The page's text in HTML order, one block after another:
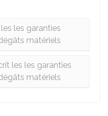
les garanties
matériels
les les garanties
matériels